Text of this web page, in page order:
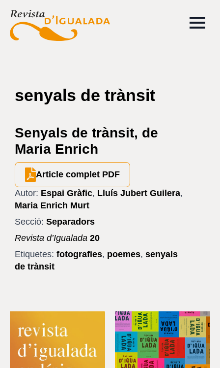
senyals de trànsit
Senyals de trànsit, de
Maria Enrich
Article complet PDF
Autor: Espai Gràfic, Lluís Jubert Guilera,
Maria Enrich Murt
Secció: Separadors
Revista d’Igualada 20
Etiquetes: fotografies, poemes, senyals
de trànsit